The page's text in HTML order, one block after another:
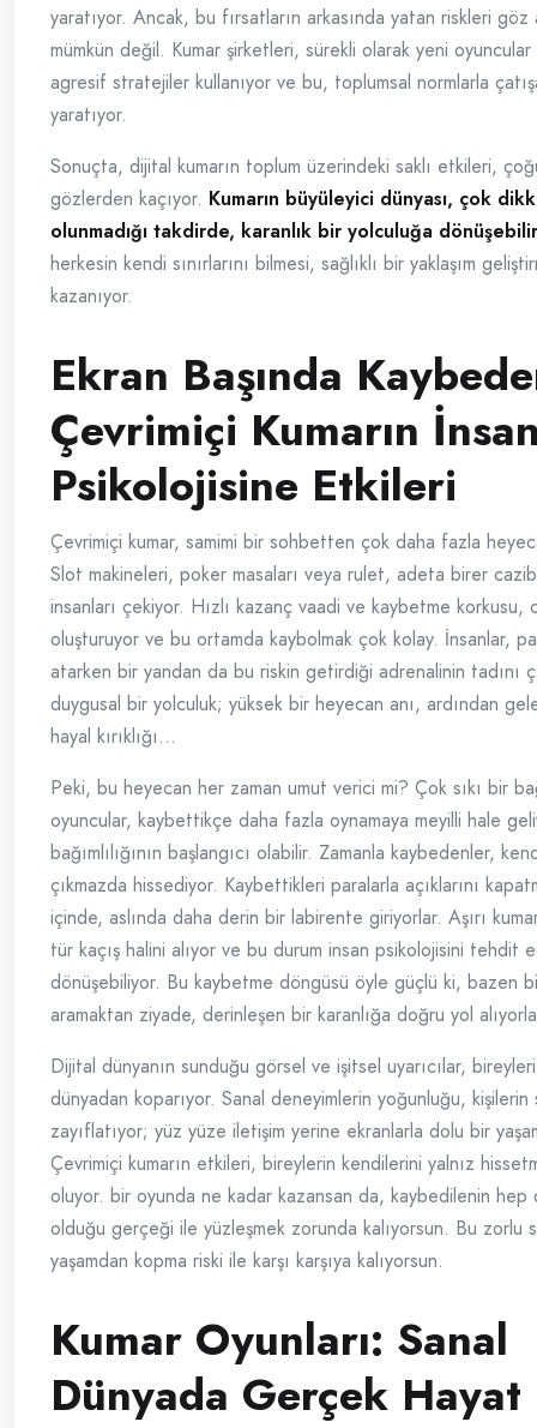
yaratıyor. Ancak, bu fırsatların arkasında yatan riskleri göz
mümkün değil. Kumar şirketleri, sürekli olarak yeni
agresif stratejiler kullanıyor ve bu, toplumsal normlarla
yaratıyor.
Sonuçta, dijital kumarın toplum üzerindeki saklı etkileri,
gözlerden kaçıyor. Kumarın büyüleyici dünyası, çok
olunmadığı takdirde, karanlık bir yolculuğa
herkesin kendi sınırlarını bilmesi, sağlıklı bir yaklaşım
kazanıyor.
Ekran Başında
Çevrimiçi Kumarın
Psikolojisine Etkileri
Çevrimiçi kumar, samimi bir sohbetten çok daha fazla
Slot makineleri, poker masaları veya rulet, adeta birer
insanları çekiyor. Hızlı kazanç vaadi ve kaybetme korkusu,
oluşturuyor ve bu ortamda kaybolmak çok kolay. İnsanlar,
atarken bir yandan da bu riskin getirdiği adrenalinin tadını
duygusal bir yolculuk; yüksek bir heyecan anı, ardından
hayal kırıklığı…
Peki, bu heyecan her zaman umut verici mi? Çok sıkı bir
oyuncular, kaybettikçe daha fazla oynamaya meyilli hale
bağımlılığının başlangıcı olabilir. Zamanla kaybedenler,
çıkmazda hissediyor. Kaybettikleri paralarla açıklarını
içinde, aslında daha derin bir labirente giriyorlar. Aşırı
tür kaçış halini alıyor ve bu durum insan psikolojisini tehdit
dönüşebiliyor. Bu kaybetme döngüsü öyle güçlü ki, bazen
aramaktan ziyade, derinleşen bir karanlığa doğru yol
Dijital dünyanın sunduğu görsel ve işitsel uyarıcılar,
dünyadan koparıyor. Sanal deneyimlerin yoğunluğu, kişilerin
zayıflatıyor; yüz yüze iletişim yerine ekranlarla dolu bir
Çevrimiçi kumarın etkileri, bireylerin kendilerini yalnız
oluyor. bir oyunda ne kadar kazansan da, kaybedilenin hep
olduğu gerçeği ile yüzleşmek zorunda kalıyorsun. Bu zorlu
yaşamdan kopma riski ile karşı karşıya kalıyorsun.
Kumar Oyunları: Sanal
Dünyada Gerçek Hayat